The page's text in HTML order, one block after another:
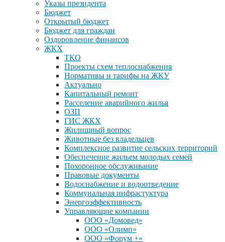
Указы президента
Бюджет
Открытый бюджет
Бюджет для граждан
Оздоровление финансов
ЖКХ
ТКО
Проекты схем теплоснабжения
Нормативы и тарифы на ЖКУ
Актуально
Капитальный ремонт
Расселение аварийного жилья
ОЗП
ГИС ЖКХ
Жилищный вопрос
Животные без владельцев
Комплексное развитие сельских территорий
Обеспечение жильем молодых семей
Похоронное обслуживание
Правовые документы
Водоснабжение и водоотведение
Коммунальная инфрастуктура
Энергоэффективность
Управляющие компании
ООО «Домовед»
ООО «Олимп»
ООО «Форум +»